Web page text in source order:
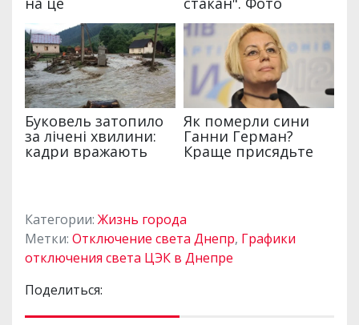
Категории: Жизнь города
Метки: Отключение света Днепр, Графики
отключения света ЦЭК в Днепре
Поделиться: